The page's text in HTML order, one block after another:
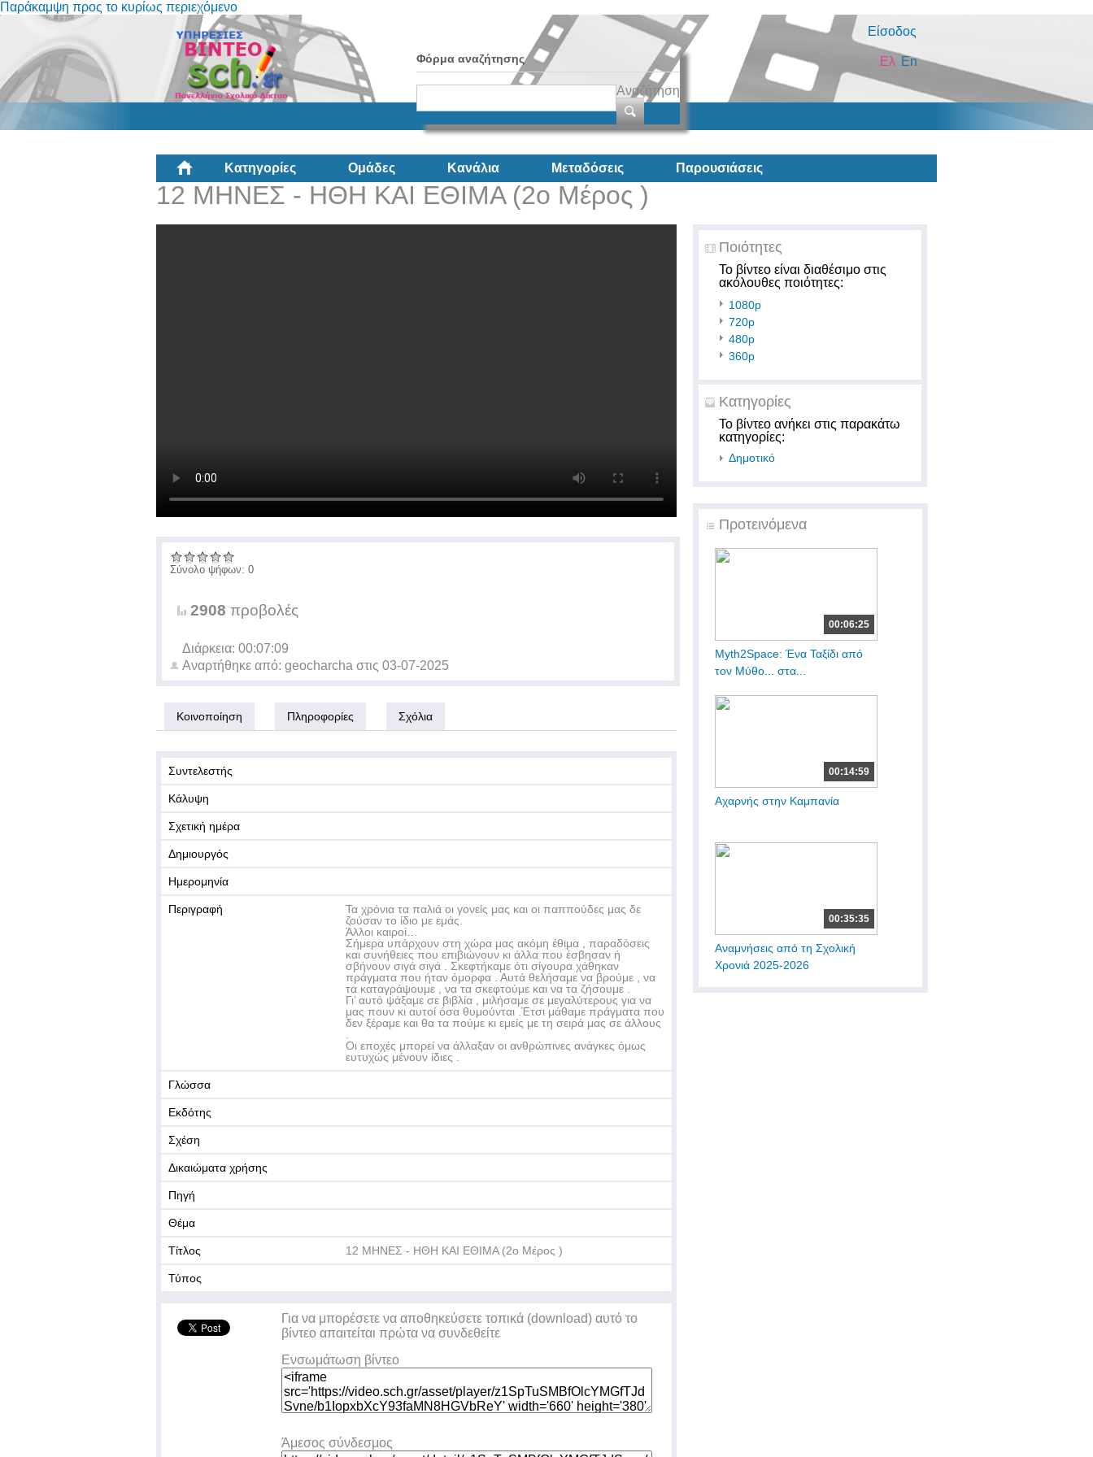
Παράκαμψη προς το κυρίως περιεχόμενο
Είσοδος
Φόρμα αναζήτησης
Αναζήτηση
En
Ελ
Κατηγορίες Ομάδες Κανάλια Μεταδόσεις Παρουσιάσεις
12 ΜΗΝΕΣ - ΗΘΗ ΚΑΙ ΕΘΙΜΑ (2ο Μέρος )
Ποιότητες
Το βίντεο είναι διαθέσιμο στις
ακόλουθες ποιότητες:
1080p
720p
480p
360p
Κατηγορίες
Το βίντεο ανήκει στις παρακάτω
κατηγορίες:
Δημοτικό
Προτεινόμενα
00:06:25
Myth2Space: Ένα Ταξίδι από
τον Μύθο... στα...
00:14:59
Αχαρνής στην Καμπανία
00:35:35
Αναμνήσεις από τη Σχολική
Χρονιά 2025-2026
Σύνολο ψήφων: 0
2908 προβολές
Διάρκεια: 00:07:09
Αναρτήθηκε από: geocharcha στις 03-07-2025
Κοινοποίηση Πληροφορίες Σχόλια
Συντελεστής
Κάλυψη
Σχετική ημέρα
Δημιουργός
Ημερομηνία
Περιγραφή
Τα χρόνια τα παλιά οι γονείς μας και οι παππούδες μας δε
ζούσαν το ίδιο με εμάς.
Άλλοι καιροί…
Σήμερα υπάρχουν στη χώρα μας ακόμη έθιμα , παραδόσεις
και συνήθειες που επιβιώνουν κι άλλα που έσβησαν ή
σβήνουν σιγά σιγά . Σκεφτήκαμε ότι σίγουρα χάθηκαν
πράγματα που ήταν όμορφα . Αυτά θελήσαμε να βρούμε , να
τα καταγράψουμε , να τα σκεφτούμε και να τα ζήσουμε .
Γι’ αυτό ψάξαμε σε βιβλία , μιλήσαμε σε μεγαλύτερους για να
μας πουν κι αυτοί όσα θυμούνται .Έτσι μάθαμε πράγματα που
δεν ξέραμε και θα τα πούμε κι εμείς με τη σειρά μας σε άλλους
Οι εποχές μπορεί να άλλαξαν οι ανθρώπινες ανάγκες όμως
ευτυχώς μένουν ίδιες .
Γλώσσα
Εκδότης
Σχέση
Δικαιώματα χρήσης
Πηγή
Θέμα
Τίτλος 12 ΜΗΝΕΣ - ΗΘΗ ΚΑΙ ΕΘΙΜΑ (2ο Μέρος )
Τύπος
Για να μπορέσετε να αποθηκεύσετε τοπικά (download) αυτό το
βίντεο απαιτείται πρώτα να συνδεθείτε
Ενσωμάτωση βίντεο
Άμεσος σύνδεσμος